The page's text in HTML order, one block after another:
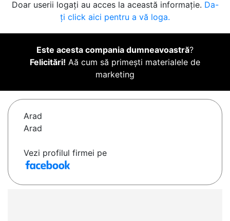
Doar userii logați au acces la această informație. Da-
ți click aici pentru a vă loga.
Este acesta compania dumneavoastră?
Felicitări! Aă cum să primești materialele de
marketing
Arad
Arad
Vezi profilul firmei pe